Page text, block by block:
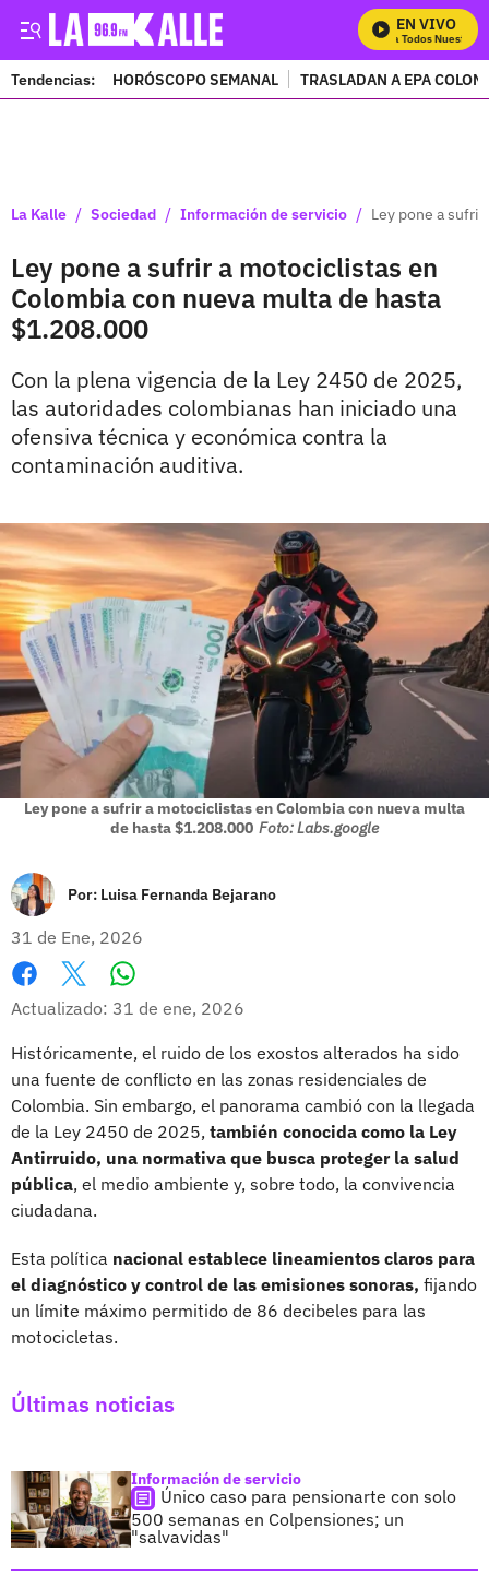
EN VIVO
Mira Todos Nuestros
Tendencias: HORÓSCOPO SEMANAL TRASLADAN A EPA
La Kalle / Sociedad / Información de servicio / Ley pone a
Ley pone a sufrir a motociclistas en
Colombia con nueva multa de hasta
$1.208.000
Con la plena vigencia de la Ley 2450 de 2025,
las autoridades colombianas han iniciado una
ofensiva técnica y económica contra la
contaminación auditiva.
Ley pone a sufrir a motociclistas en Colombia con nueva multa
de hasta $1.208.000 Foto: Labs.google
Por: Luisa Fernanda Bejarano
31 de Ene, 2026
Facebook
X
Actualizado: 31 de ene, 2026
Históricamente, el ruido de los exostos alterados ha sido
una fuente de conflicto en las zonas residenciales de
Colombia. Sin embargo, el panorama cambió con la llegada
de la Ley 2450 de 2025, también conocida como la Ley
Antirruido, una normativa que busca proteger la salud
pública, el medio ambiente y, sobre todo, la convivencia
ciudadana.
Esta política nacional establece lineamientos claros para
el diagnóstico y control de las emisiones sonoras, fijando
un límite máximo permitido de 86 decibeles para las
motocicletas.
Últimas noticias
Información de servicio
Único caso para pensionarte con solo
500 semanas en Colpensiones; un
"salvavidas"